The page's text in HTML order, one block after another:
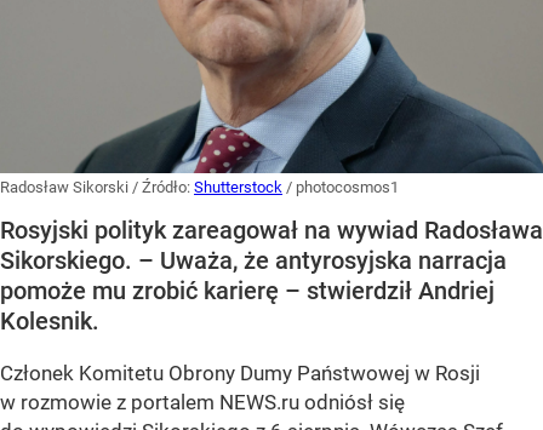
Radosław Sikorski / Źródło: Shutterstock / photocosmos1
Rosyjski polityk zareagował na wywiad Radosława
Sikorskiego. – Uważa, że antyrosyjska narracja
pomoże mu zrobić karierę – stwierdził Andriej
Kolesnik.
Członek Komitetu Obrony Dumy Państwowej w Rosji
w rozmowie z portalem NEWS.ru odniósł się